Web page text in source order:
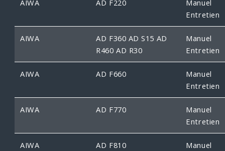
AIWA AD F220
Manuel
Entretien
AIWA
AD F360 AD S15 AD
R460 AD R30
Manuel
Entretien
AIWA AD F660
Manuel
Entretien
AIWA AD F770
Manuel
Entretien
AIWA AD F810
Manuel